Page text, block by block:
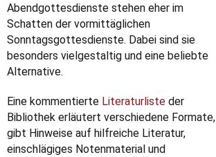
Abendgottesdienste stehen eher im
Schatten der vormittäglichen
Sonntagsgottesdienste. Dabei sind sie
besonders vielgestaltig und eine beliebte
Alternative.
Eine kommentierte Literaturliste der
Bibliothek erläutert verschiedene Formate,
gibt Hinweise auf hilfreiche Literatur,
einschlägiges Notenmaterial und